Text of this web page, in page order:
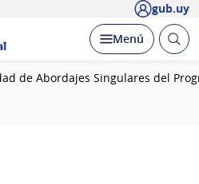
gub.uy
Desplegar
Menú Abrir
de Abordajes Singulares del